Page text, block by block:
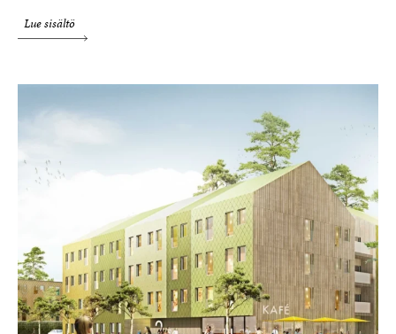
Lue sisältö